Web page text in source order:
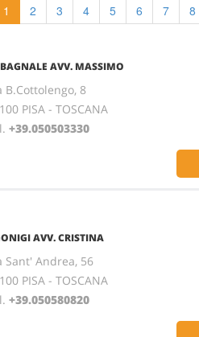
1 2 3 4 5 6 7 8
AVV. MASSIMO
B.Cottolengo, 8
PISA - TOSCANA
+39.050503330
AVV. CRISTINA
Sant' Andrea, 56
PISA - TOSCANA
+39.050580820